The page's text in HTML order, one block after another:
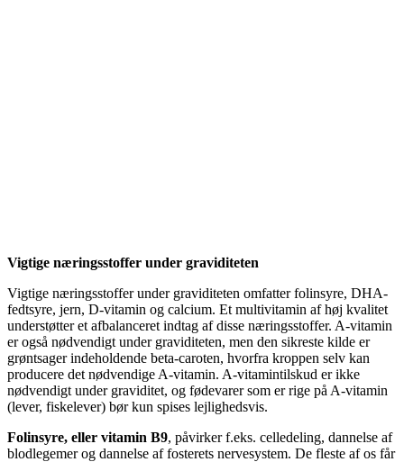
Vigtige næringsstoffer under graviditeten
Vigtige næringsstoffer under graviditeten omfatter folinsyre, DHA-
fedtsyre, jern, D-vitamin og calcium. Et multivitamin af høj kvalitet
understøtter et afbalanceret indtag af disse næringsstoffer. A-vitamin
er også nødvendigt under graviditeten, men den sikreste kilde er
grøntsager indeholdende beta-caroten, hvorfra kroppen selv kan
producere det nødvendige A-vitamin. A-vitamintilskud er ikke
nødvendigt under graviditet, og fødevarer som er rige på A-vitamin
(lever, fiskelever) bør kun spises lejlighedsvis.
Folinsyre, eller vitamin B9, påvirker f.eks. celledeling, dannelse af
blodlegemer og dannelse af fosterets nervesystem. De fleste af os får